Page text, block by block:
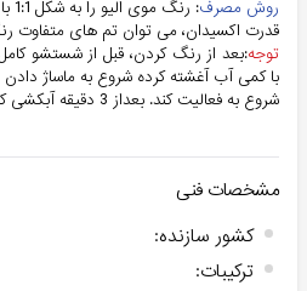
روش مصرف
:
قدرت اکسیدان، می توان تم های متفاوت
توجه:بعد از رنگ کردن، قبل از شستشو
با کمی آب آغشته کرده شروع به ماساژ دادن
شروع به فعالیت کند. بعداز 3 دقیقه آبکشی کنید
مشخصات فنی
کشور سازنده:
ترکیبات: